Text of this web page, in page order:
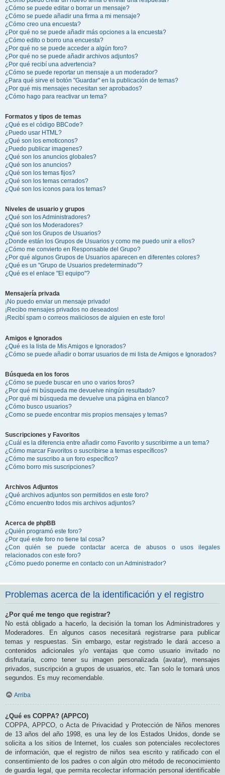
¿Cómo se puede editar o borrar un mensaje?
¿Cómo se puede añadir una firma a mi mensaje?
¿Cómo creo una encuesta?
¿Por qué no se puede añadir más opciones a la encuesta?
¿Cómo edito o borro una encuesta?
¿Por qué no se puede acceder a algún foro?
¿Por qué no se puede añadir archivos adjuntos?
¿Por qué recibí una advertencia?
¿Cómo se puede reportar un mensaje a un moderador?
¿Para qué sirve el botón "Guardar" en la publicación de temas?
¿Por qué mis mensajes necesitan ser aprobados?
¿Cómo hago para reactivar un tema?
Formatos y tipos de temas
¿Qué es el código BBCode?
¿Puedo usar HTML?
¿Qué son los emoticonos?
¿Puedo publicar imagenes?
¿Qué son los anuncios globales?
¿Qué son los anuncios?
¿Qué son los temas fijos?
¿Qué son los temas cerrados?
¿Qué son los iconos para los temas?
Niveles de usuario y grupos
¿Qué son los Administradores?
¿Qué son los Moderadores?
¿Qué son los Grupos de Usuarios?
¿Donde están los Grupos de Usuarios y como me puedo unir a ellos?
¿Cómo me convierto en Responsable del Grupo?
¿Por qué algunos Grupos de Usuarios aparecen en diferentes colores?
¿Qué es un "Grupo de Usuarios predeterminado"?
¿Qué es el enlace "El equipo"?
Mensajería privada
¡No puedo enviar un mensaje privado!
¡Recibo mensajes privados no deseados!
¡Recibí spam o correos maliciosos de alguien en este foro!
Amigos e Ignorados
¿Qué es la lista de Mis Amigos e Ignorados?
¿Cómo se puede añadir o borrar usuarios de mi lista de Amigos e Ignorados?
Búsqueda en los foros
¿Cómo se puede buscar en uno o varios foros?
¿Por qué mi búsqueda me devuelve ningún resultado?
¿Por qué mi búsqueda me devuelve una página en blanco?
¿Cómo busco usuarios?
¿Como se puede encontrar mis propios mensajes y temas?
Suscripciones y Favoritos
¿Cuál es la diferencia entre añadir como Favorito y suscribirme a un tema?
¿Cómo marcar Favoritos o suscribirse a temas específicos?
¿Cómo me suscribo a un foro específico?
¿Cómo borro mis suscripciones?
Archivos Adjuntos
¿Qué archivos adjuntos son permitidos en este foro?
¿Cómo encuentro todos mis archivos adjuntos?
Acerca de phpBB
¿Quién programó este foro?
¿Por qué este foro no tiene tal cosa?
¿Con quién se puede contactar acerca de abusos o usos ilegales
relacionados con este foro?
¿Cómo puedo ponerme en contacto con un Administrador?
Problemas acerca de la identificación y el registro
¿Por qué me tengo que registrar?
No está obligado a hacerlo, la decisión la toman los Administradores y
Moderadores. En algunos casos necesitará registrarse para publicar
temas y respuestas. Sin embargo, estar registrado le dará acceso a
contenidos adicionales y/o ventajas que como usuario invitado no
disfrutaría, como tener su imagen personalizada (avatar), mensajes
privados, suscripción a grupos de usuarios, etc. Tan solo le tomará unos
segundos. Es muy recomendable.
Arriba
¿Qué es COPPA? (APPCO)
COPPA, APPCO, o Acta de Privacidad y Protección de Niños menores
de 13 años del año 1998, es una ley de los Estados Unidos, donde se
solicita a los sitios de Internet, los cuales son potenciales recolectores
de información, que el registro de niños sea escrito y ratificado con el
consentimiento de los padres o con algún otro método de reconocimiento
de guardia legal, que permita recolectar información personal identificable